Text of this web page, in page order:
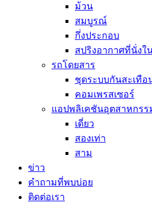
ม้วน
สมบูรณ์
กึ่งประกอบ
สปริงอากาศที่นั่งใ
รถโดยสาร
ชุดระบบกันสะเทือ
คอมเพรสเซอร์
แอปพลิเคชันอุตสาหกรร
เดี่ยว
สองเท่า
สาม
ข่าว
คำถามที่พบบ่อย
ติดต่อเรา